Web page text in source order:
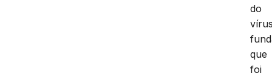
do
que
foi